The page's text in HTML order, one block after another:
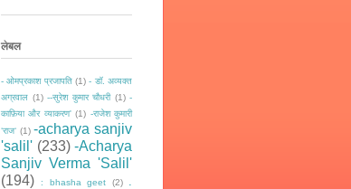
लेबल
- ओमप्रकाश प्रजापति (1) - डॉ. अव्यक्त
अग्रवाल (1) --सुरेश कुमार चौधरी (1) -
काफ़िया और व्याकरण' (1) -राजेश कुमारी
‘राज‘ (1) -acharya sanjiv
'salil' (233) -Acharya
Sanjiv Verma 'Salil'
(194)
: bhasha geet (2)